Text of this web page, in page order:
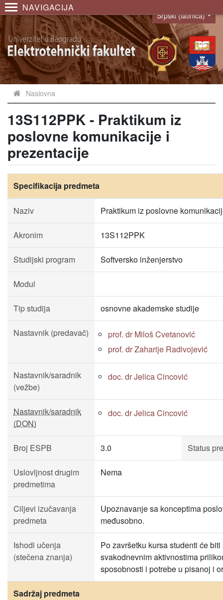
NAVIGACIJA
Language
Srpski (latinica)
Naslovna
13S112PPK - Praktikum iz
poslovne komunikacije i
prezentacije
Specifikacija predmeta
Naziv Praktikum iz poslovne
Akronim 13S112PPK
Studijski program Softversko inženjerstvo
Modul
Tip studija osnovne akademske studije
Nastavnik (predavač)
prof. dr Miloš Cvetanović
prof. dr Zaharije Radivojević
Nastavnik/saradnik
(vežbe)
doc. dr Jelica Cincović
Nastavnik/saradnik
(DON)
doc. dr Jelica Cincović
Broj ESPB 3.0 Status
Uslovljnost drugim
predmetima
Nema
Ciljevi izučavanja
predmeta
Upoznavanje sa konceptima
međusobno.
Ishodi učenja
(stečena znanja)
Po završetku kursa studenti će
svakodnevnim aktivnostima
sposobnosti i potrebe u pisanoj i
Sadržaj predmeta